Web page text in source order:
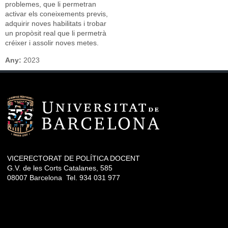
problemes, que li permetran
activar els coneixements previs,
adquirir noves habilitats i trobar
un propòsit real que li permetrà
créixer i assolir noves metes.
Any: 2023
VICERECTORAT DE POLÍTICA DOCENT
G.V. de les Corts Catalanes, 585
08007 Barcelona Tel. 934 031 977